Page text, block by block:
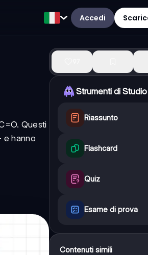
Accedi
Questi
e hanno
Strumenti di
Riassunto
Flashcard
Quiz
Esame di prova
Contenuti simili